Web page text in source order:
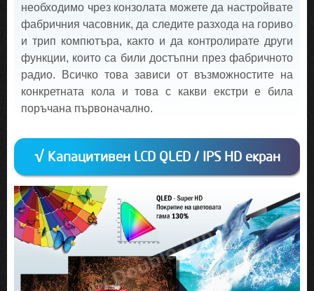
необходимо чрез конзолата можете да настройвате
фабричния часовник, да следите разхода на гориво
и трип компютъра, както и да контролирате други
функции, които са били достъпни през фабричното
радио. Всичко това зависи от възможностите на
конкретната кола и това с какви екстри е била
поръчана първоначално.
√ Капацитивен LCD QLED / IPS HD екран